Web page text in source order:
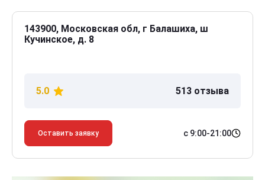
143900, Московская обл, г Балашиха, ш
Кучинское, д. 8
5.0 513 отзыва
Оставить заявку с 9:00-21:00